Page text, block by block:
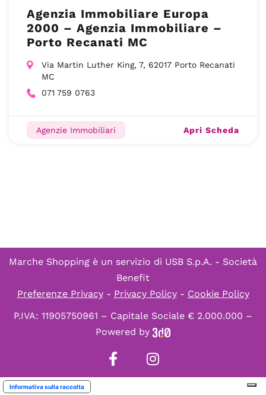
Agenzia Immobiliare Europa
2000 – Agenzia Immobiliare –
Porto Recanati MC
Via Martin Luther King, 7, 62017 Porto Recanati
MC
071 759 0763
Agenzie Immobiliari Apri Scheda
Marche Shopping è un servizio di USB S.p.A. - Società
Benefit
Preferenze Privacy- Privacy Policy- Cookie Policy
P.IVA: 11905750961 – Capitale Sociale € 2.000.000 –
Powered by
Informativa sulla raccolta